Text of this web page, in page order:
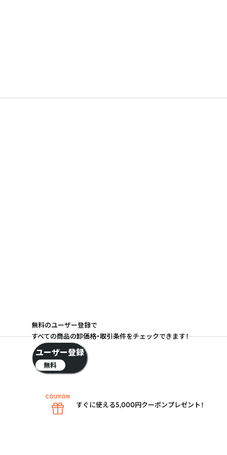
無料のユーザー登録で
すべての商品の卸価格・取引条件をチェックできます！
ユーザー登録
無料
すぐに使える5,000円クーポンプレゼント！